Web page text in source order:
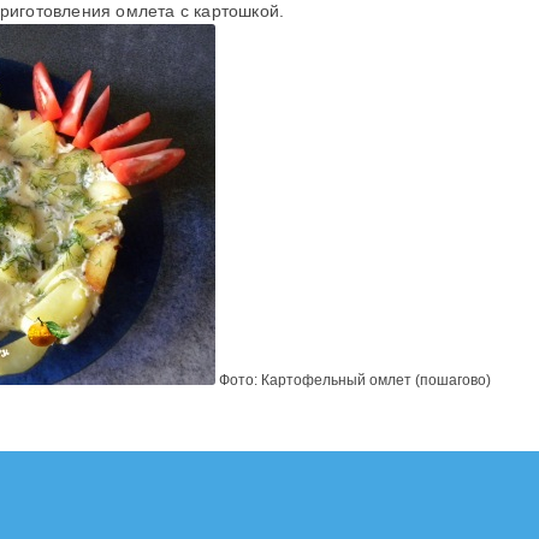
омлета с картошкой.
Фото: Картофельный омлет (пошагово)